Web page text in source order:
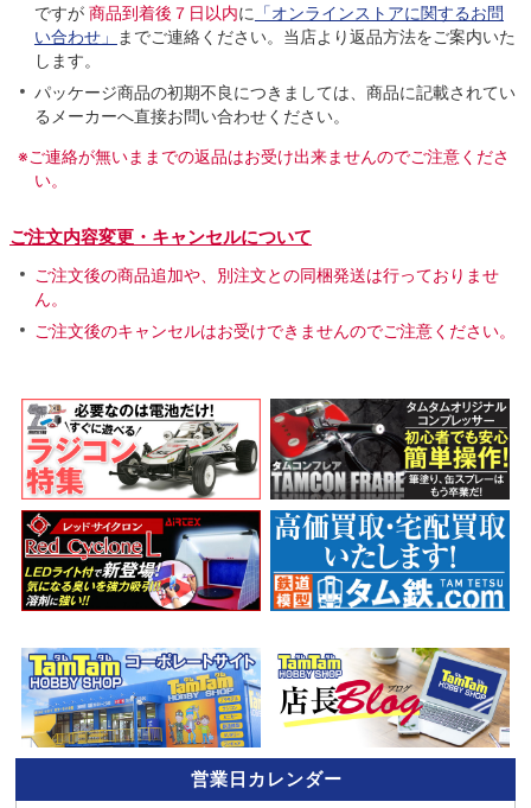
ですが 商品到着後７日以内に 「オンラインストアに関するお問
い合わせ」
までご連絡ください。当店より返品方法をご案内いた
します。
パッケージ商品の初期不良につきましては、商品に記載されてい
るメーカーへ直接お問い合わせください。
※ご連絡が無いままでの返品はお受け出来ませんのでご注意くださ
い。
ご注文内容変更・キャンセルについて
ご注文後の商品追加や、別注文との同梱発送は行っておりませ
ん。
ご注文後のキャンセルはお受けできませんのでご注意ください。
営業日カレンダー